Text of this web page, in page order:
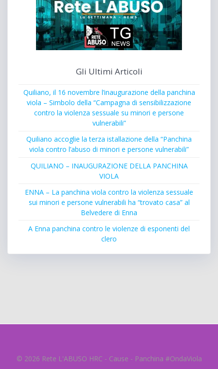
Gli Ultimi Articoli
Quiliano, il 16 novembre l’inaugurazione della panchina
viola – Simbolo della “Campagna di sensibilizzazione
contro la violenza sessuale su minori e persone
vulnerabili”
Quiliano accoglie la terza istallazione della “Panchina
viola contro l’abuso di minori e persone vulnerabili”
QUILIANO – INAUGURAZIONE DELLA PANCHINA
VIOLA
ENNA – La panchina viola contro la violenza sessuale
sui minori e persone vulnerabili ha “trovato casa” al
Belvedere di Enna
A Enna panchina contro le violenze di esponenti del
clero
© 2026 Rete L'ABUSO HRC - Cause - Panchina #OndaViola